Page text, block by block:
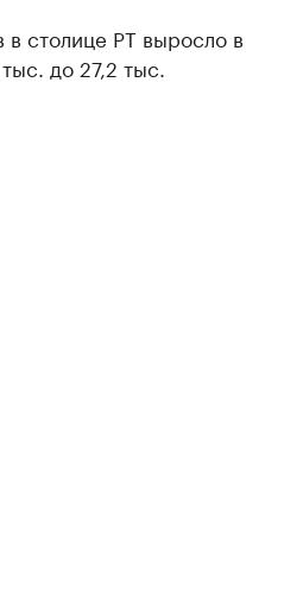
в столице РТ выросло в
до 27,2 тыс.